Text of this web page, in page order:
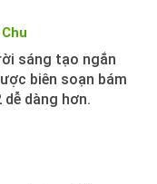
sáng tạo ngắn
biên soạn bám
dàng hơn.